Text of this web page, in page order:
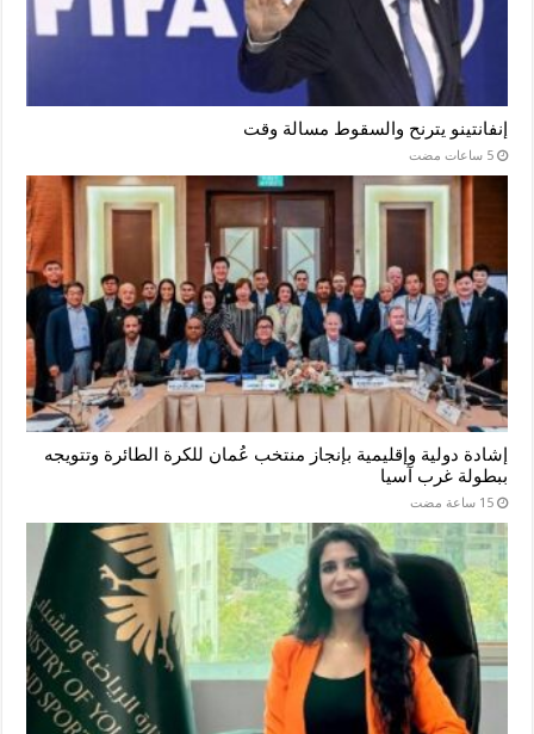
إنفانتينو يترنح والسقوط مسالة وقت
‏5 ساعات مضت
إشادة دولية وإقليمية بإنجاز منتخب عُمان للكرة الطائرة وتتويجه
ببطولة غرب آسيا
‏15 ساعة مضت